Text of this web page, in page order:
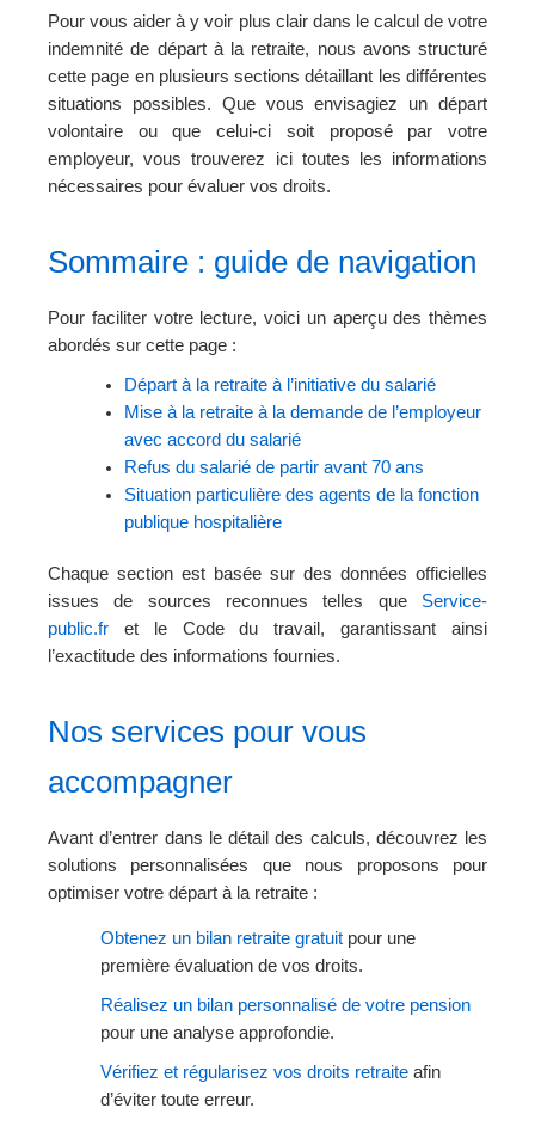
Pour vous aider à y voir plus clair dans le calcul de votre
indemnité de départ à la retraite, nous avons structuré
cette page en plusieurs sections détaillant les différentes
situations possibles. Que vous envisagiez un départ
volontaire ou que celui-ci soit proposé par votre
employeur, vous trouverez ici toutes les informations
nécessaires pour évaluer vos droits.
Sommaire : guide de navigation
Pour faciliter votre lecture, voici un aperçu des thèmes
abordés sur cette page :
Départ à la retraite à l’initiative du salarié
Mise à la retraite à la demande de l’employeur
avec accord du salarié
Refus du salarié de partir avant 70 ans
Situation particulière des agents de la fonction
publique hospitalière
Chaque section est basée sur des données officielles
issues de sources reconnues telles que Service-
public.fr et le Code du travail, garantissant ainsi
l’exactitude des informations fournies.
Nos services pour vous
accompagner
Avant d’entrer dans le détail des calculs, découvrez les
solutions personnalisées que nous proposons pour
optimiser votre départ à la retraite :
Obtenez un bilan retraite gratuitpour une
première évaluation de vos droits.
Réalisez un bilan personnalisé de votre pension
pour une analyse approfondie.
Vérifiez et régularisez vos droits retraiteafin
d’éviter toute erreur.